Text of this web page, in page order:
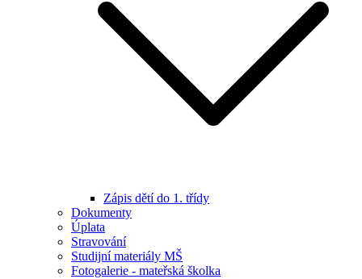
Zápis dětí do 1. třídy
Dokumenty
Úplata
Stravování
Studijní materiály MŠ
Fotogalerie - mateřská školka